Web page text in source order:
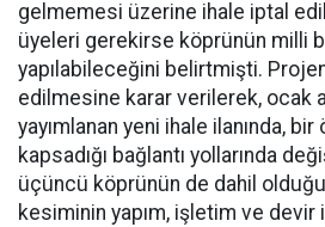
gelmemesi üzerine ihale iptal
üyeleri gerekirse köprünün milli
yapılabileceğini belirtmişti.
edilmesine karar verilerek, ocak
yayımlanan yeni ihale ilanında,
kapsadığı bağlantı yollarında
üçüncü köprünün de dahil
kesiminin yapım, işletim ve devir